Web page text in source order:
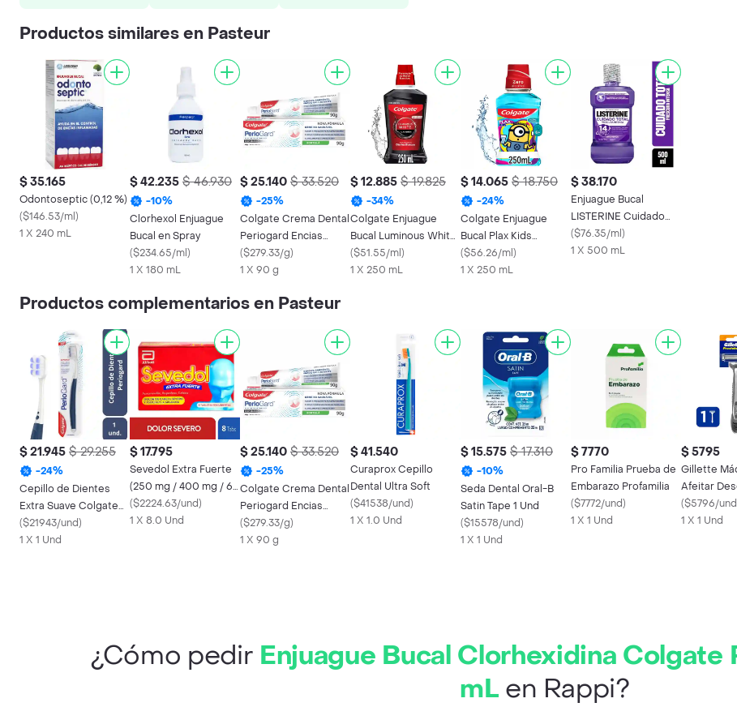
Productos similares en Pasteur
$ 35.165
Odontoseptic (0,12 %)
($146.53/ml)
1 X 240 mL
$ 42.235 $ 46.930
-10%
Clorhexol Enjuague
Bucal en Spray
($234.65/ml)
1 X 180 mL
$ 25.140 $ 33.520
-25%
Colgate Crema Dental
Periogard Encias
Saludables 90 g
($279.33/g)
1 X 90 g
$ 12.885 $ 19.825
-34%
Colgate Enjuague
Bucal Luminous White
Carbón 250 mL
($51.55/ml)
1 X 250 mL
$ 14.065 $ 18.750
-24%
Colgate Enjuague
Bucal Plax Kids
Minions Niños 250 mL
($56.26/ml)
1 X 250 mL
$ 38.170
Enjuague Bucal
LISTERINE Cuidado
Total 500 ML
($76.35/ml)
1 X 500 mL
Productos complementarios en Pasteur
$ 21.945 $ 29.255
-24%
Cepillo de Dientes
Extra Suave Colgate
Periogard
($21943/und)
1 X 1 Und
$ 17.795
Sevedol Extra Fuerte
(250 mg / 400 mg / 65
mg)
($2224.63/und)
1 X 8.0 Und
$ 25.140 $ 33.520
-25%
Colgate Crema Dental
Periogard Encias
Saludables 90 g
($279.33/g)
1 X 90 g
$ 41.540
Curaprox Cepillo
Dental Ultra Soft
($41538/und)
1 X 1.0 Und
$ 15.575 $ 17.310
-10%
Seda Dental Oral-B
Satin Tape 1 Und
($15578/und)
1 X 1 Und
$ 7770
Pro Familia Prueba de
Embarazo Profamilia
($7772/und)
1 X 1 Und
$ 5795
Gillette
Afeitar
($5796/und
1 X 1 Und
¿Cómo pedir Enjuague Bucal Clorhexidina Colgate
mL en Rappi?